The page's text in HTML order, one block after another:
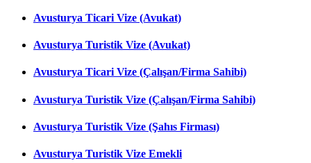
Avusturya Ticari Vize (Avukat)
Avusturya Turistik Vize (Avukat)
Avusturya Ticari Vize (Çalışan/Firma Sahibi)
Avusturya Turistik Vize (Çalışan/Firma Sahibi)
Avusturya Turistik Vize (Şahıs Firması)
Avusturya Turistik Vize Emekli